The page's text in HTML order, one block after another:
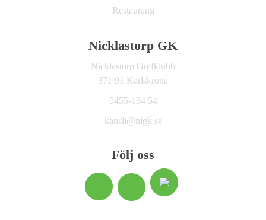
Restaurang
Nicklastorp GK
Nicklastorp Golfklubb
371 91 Karlskrona
0455-134 54
kansli@nigk.se
Följ oss